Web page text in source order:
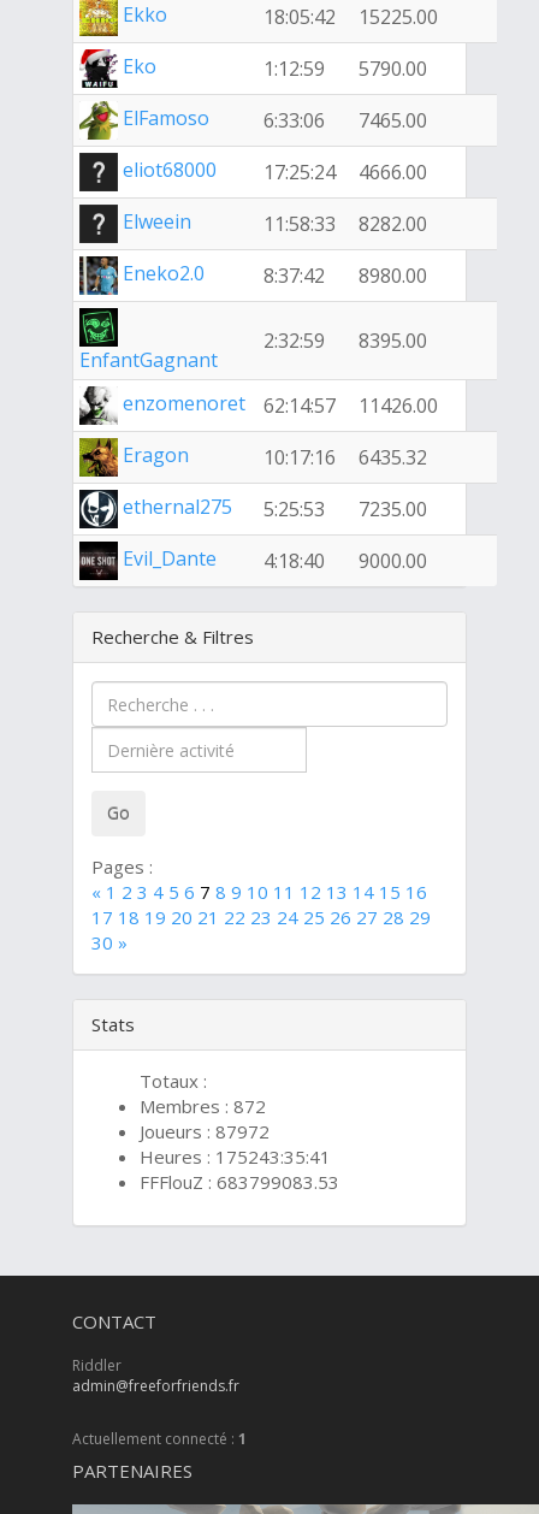
Ekko
18:05:42
15225.00
Eko
1:12:59
5790.00
ElFamoso
6:33:06
7465.00
eliot68000
17:25:24
4666.00
Elweein
11:58:33
8282.00
Eneko2.0
8:37:42 8980.00
EnfantGagnant
2:32:59 8395.00
enzomenoret 62:14:57
11426.00
Eragon
10:17:16
6435.32
ethernal275
5:25:53
7235.00
Evil_Dante
4:18:40 9000.00
Recherche & Filtres
Pages :
« 1 2 3 4 5 6 7 8 9 10 11 12 13 14 15 16
17 18 19 20 21 22 23 24 25 26 27 28 29
30 »
Stats
Totaux :
Membres : 872
Joueurs : 87972
Heures : 175243:35:41
FFFlouZ : 683799083.53
CONTACT
Riddler
admin@freeforfriends.fr
Actuellement connecté : 1
PARTENAIRES